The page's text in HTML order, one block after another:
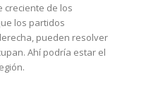
creciente de los
los partidos
pueden resolver
Ahí podría estar el